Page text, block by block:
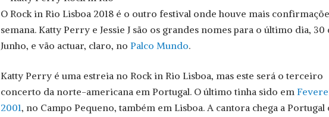
O Rock in Rio Lisboa 2018 é o outro festival onde houve mais
semana. Katty Perry e Jessie J são os grandes nomes para o último dia, 30
Junho, e vão actuar, claro, no Palco Mundo.
Katty Perry é uma estreia no Rock in Rio Lisboa, mas este será o terceiro
concerto da norte-americana em Portugal. O último tinha sido em
2001, no Campo Pequeno, também em Lisboa. A cantora chega a Portugal